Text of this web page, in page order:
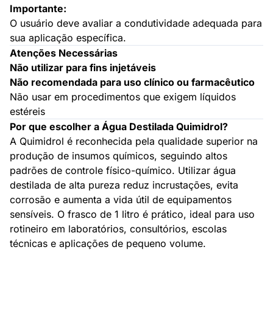
Importante:
O usuário deve avaliar a condutividade adequada para
sua aplicação específica.
Atenções Necessárias
Não utilizar para fins injetáveis
Não recomendada para uso clínico ou farmacêutico
Não usar em procedimentos que exigem líquidos
estéreis
Por que escolher a Água Destilada Quimidrol?
A Quimidrol é reconhecida pela qualidade superior na
produção de insumos químicos, seguindo altos
padrões de controle físico-químico. Utilizar água
destilada de alta pureza reduz incrustações, evita
corrosão e aumenta a vida útil de equipamentos
sensíveis. O frasco de 1 litro é prático, ideal para uso
rotineiro em laboratórios, consultórios, escolas
técnicas e aplicações de pequeno volume.